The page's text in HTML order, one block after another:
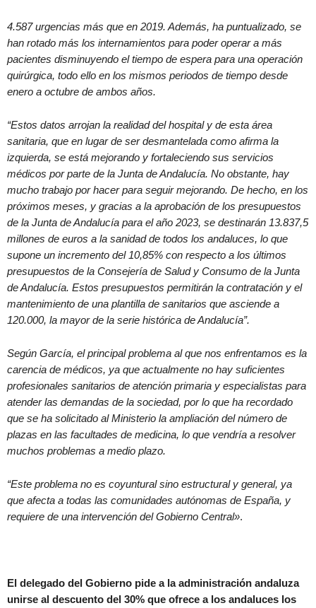
4.587 urgencias más que en 2019. Además, ha puntualizado, se
han rotado más los internamientos para poder operar a más
pacientes disminuyendo el tiempo de espera para una operación
quirúrgica, todo ello en los mismos periodos de tiempo desde
enero a octubre de ambos años.
“Estos datos arrojan la realidad del hospital y de esta área
sanitaria, que en lugar de ser desmantelada como afirma la
izquierda, se está mejorando y fortaleciendo sus servicios
médicos por parte de la Junta de Andalucía. No obstante, hay
mucho trabajo por hacer para seguir mejorando. De hecho, en los
próximos meses, y gracias a la aprobación de los presupuestos
de la Junta de Andalucía para el año 2023, se destinarán 13.837,5
millones de euros a la sanidad de todos los andaluces, lo que
supone un incremento del 10,85% con respecto a los últimos
presupuestos de la Consejería de Salud y Consumo de la Junta
de Andalucía. Estos presupuestos permitirán la contratación y el
mantenimiento de una plantilla de sanitarios que asciende a
120.000, la mayor de la serie histórica de Andalucía”.
Según García, el principal problema al que nos enfrentamos es la
carencia de médicos, ya que actualmente no hay suficientes
profesionales sanitarios de atención primaria y especialistas para
atender las demandas de la sociedad, por lo que ha recordado
que se ha solicitado al Ministerio la ampliación del número de
plazas en las facultades de medicina, lo que vendría a resolver
muchos problemas a medio plazo.
“Este problema no es coyuntural sino estructural y general, ya
que afecta a todas las comunidades autónomas de España, y
requiere de una intervención del Gobierno Central».
El delegado del Gobierno pide a la administración andaluza
unirse al descuento del 30% que ofrece a los andaluces los